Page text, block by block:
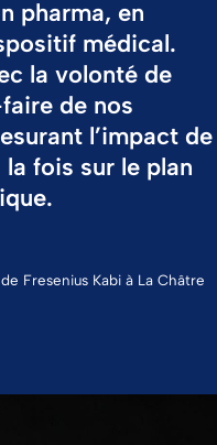
pharma, en
médical.
la volonté de
de nos
l’impact de
fois sur le plan
Kabi à La Châtre